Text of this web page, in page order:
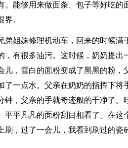
。能够用来做面条、包子等好吃
。
弟姐妹修理机动车，回来的时候
，有很多油污。这时候，奶奶提
儿，雪白的面粉变成了黑黑的粉
了一点水。父亲在奶奶的指挥下
钟，父亲的手就奇迹般的干净了
平平凡凡的面粉刮目相看了。在
刷，过了一会儿，我看到刷过的